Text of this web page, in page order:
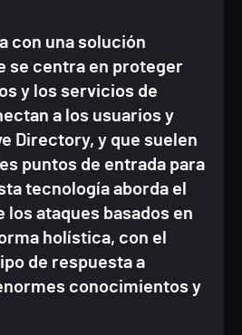
con una solución
se centra en proteger
y los servicios de
a los usuarios y
Directory, y que suelen
puntos de entrada para
tecnología aborda el
los ataques basados en
holística, con el
de respuesta a
conocimientos y